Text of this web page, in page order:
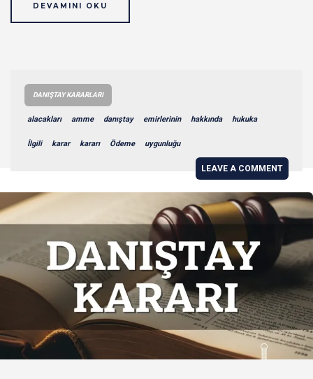
DEVAMINI OKU
DANIŞTAY KARARLARI
alacakları amme danıştay emirlerinin hakkında hukuka
İlgili karar kararı Ödeme uygunluğu
LEAVE A COMMENT